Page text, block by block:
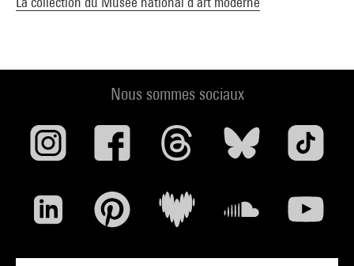
Nous sommes sociaux